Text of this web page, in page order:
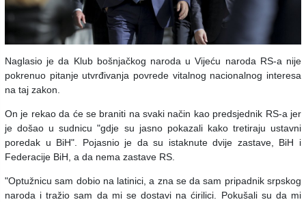
Naglasio je da Klub bošnjačkog naroda u Vijeću naroda RS-a nije
pokrenuo pitanje utvrđivanja povrede vitalnog nacionalnog interesa
na taj zakon.
On je rekao da će se braniti na svaki način kao predsjednik RS-a jer
je došao u sudnicu "gdje su jasno pokazali kako tretiraju ustavni
poredak u BiH". Pojasnio je da su istaknute dvije zastave, BiH i
Federacije BiH, a da nema zastave RS.
"Optužnicu sam dobio na latinici, a zna se da sam pripadnik srpskog
naroda i tražio sam da mi se dostavi na ćirilici. Pokušali su da mi